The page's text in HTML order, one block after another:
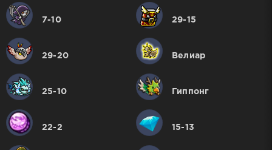
7-10 29-15
29-20 Велиар
25-10 Гиппонг
22-2 15-13